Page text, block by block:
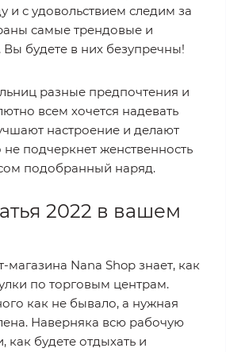
и с удовольствием следим за
самые трендовые и
будете в них безупречны!
разные предпочтения и
всем хочется надевать
настроение и делают
подчеркнет женственность
подобранный наряд.
2022 в вашем
Nana Shop знает, как
по торговым центрам.
как не бывало, а нужная
Наверняка всю рабочую
будете отдыхать и